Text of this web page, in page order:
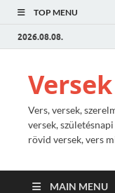
TOP MENU
2026.08.08.
Vers, versek,
versek,
rövid versek, vers
MAIN MENU